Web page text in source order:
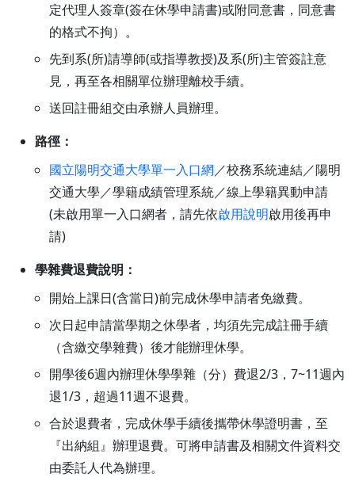
定代理人簽章(簽在休學申請書)或附同意書，同意書
的格式不拘）。
先到系(所)請導師(或指導教授)及系(所)主管簽註意
見，再至各相關單位辦理離校手續。
送回註冊組交由承辦人員辦理。
路徑：
國立陽明交通大學單一入口網／校務系統連結／陽明
交通大學／學籍成績管理系統／線上學籍異動申請
(未啟用單一入口網者，請先依啟用說明啟用後再申
請)
學雜費退費說明：
開始上課日(含當日)前完成休學申請者免繳費。
次日起申請當學期之休學者，均須先完成註冊手續
（含繳交學雜費）後才能辦理休學。
開學後6週內辦理休學學雜（分）費退2/3，7~11週內
退1/3，超過11週不退費。
合於退費者，完成休學手續後攜帶休學證明書，至
『出納組』辦理退費。可將申請書及相關文件資料交
由委託人代為辦理。